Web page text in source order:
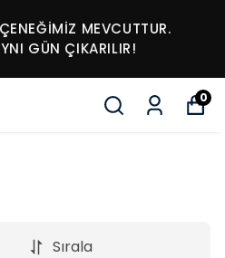
MEVCUTTUR.
GÜN ÇIKARILIR!
0
Sırala